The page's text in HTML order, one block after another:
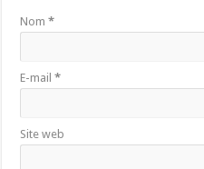
Nom*
E-mail*
Site web